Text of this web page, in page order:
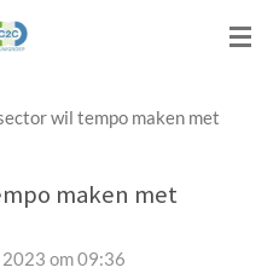
wil tempo maken met
maken met
om 09:36